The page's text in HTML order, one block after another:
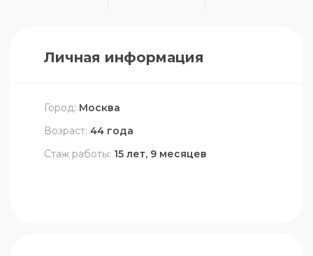
Личная информация
Город: Москва
Возраст: 44 года
Стаж работы: 15 лет, 9 месяцев